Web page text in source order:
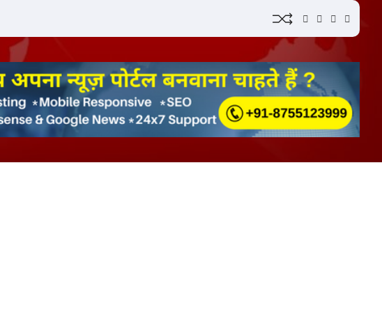
YouTube
Instagram
Facebook